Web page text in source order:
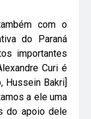
com o
do Paraná
importantes
Curi é
Hussein Bakri]
a ele uma
do apoio dele